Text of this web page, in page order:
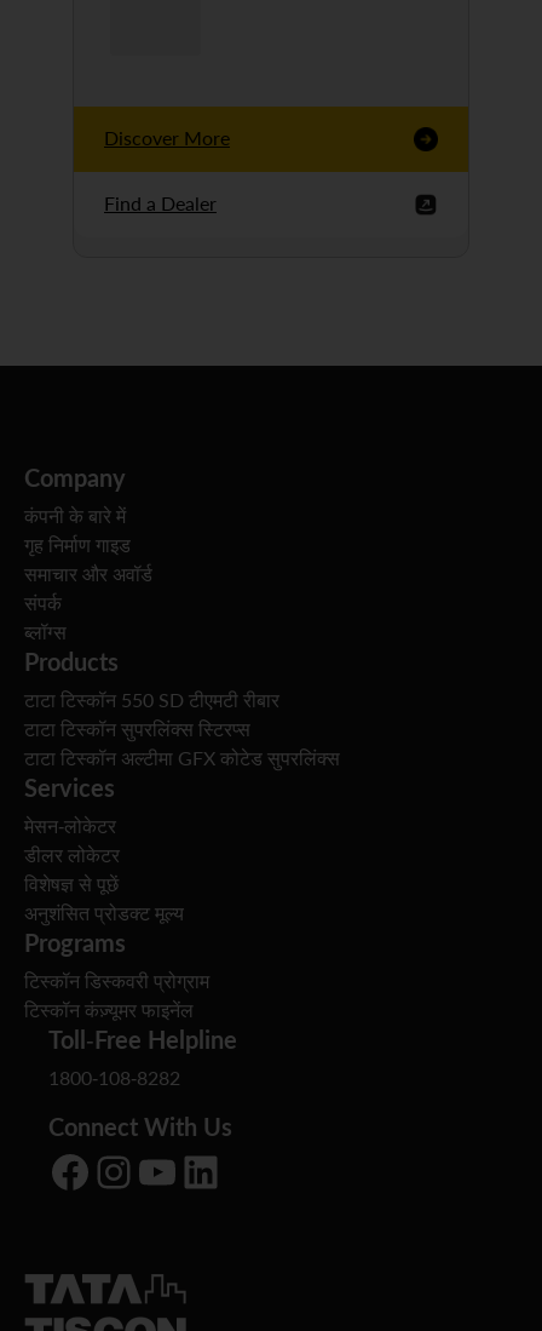
Discover More
Find a Dealer
Company
कंपनी के बारे में
गृह निर्माण गाइड
समाचार और अवॉर्ड
संपर्क
ब्लॉग्स
Products
टाटा टिस्कॉन 550 SD टीएमटी रीबार
टाटा टिस्कॉन सुपरलिंक्स स्टिरप्स
टाटा टिस्कॉन अल्टीमा GFX कोटेड सुपरलिंक्स
Services
मेसन-लोकेटर
डीलर लोकेटर
विशेषज्ञ से पूछें
अनुशंसित प्रोडक्ट मूल्य
Programs
टिस्कॉन डिस्कवरी प्रोग्राम
टिस्कॉन कंज़्यूमर फाइनेंल
Toll-Free Helpline
1800-108-8282
Connect With Us
Facebook Instagram YouTube LinkedIn